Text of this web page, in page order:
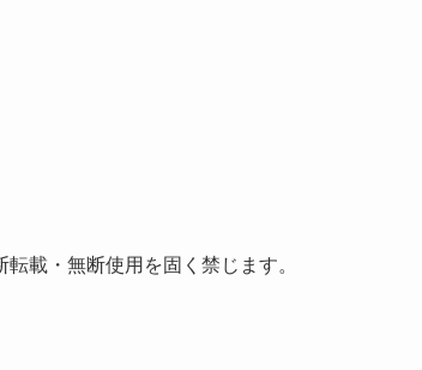
載・無断使用を固く禁じます。